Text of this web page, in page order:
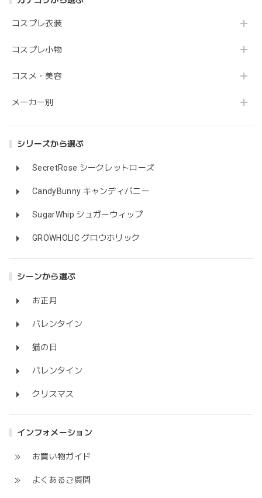
コスプレ衣装
コスプレ小物
コスメ・美容
メーカー別
シリーズから選ぶ
SecretRose シークレットローズ
CandyBunny キャンディバニー
SugarWhip シュガーウィップ
GROWHOLIC グロウホリック
シーンから選ぶ
お正月
バレンタイン
猫の日
バレンタイン
クリスマス
インフォメーション
お買い物ガイド
よくあるご質問